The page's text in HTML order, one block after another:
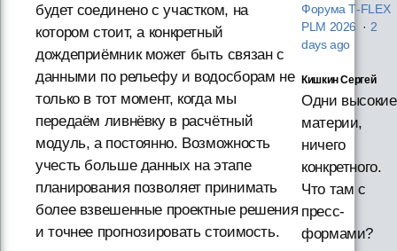
будет соединено с участком, на
котором стоит, а конкретный
дождеприёмник может быть связан с
данными по рельефу и водосборам не
только в тот момент, когда мы
передаём ливнёвку в расчётный
модуль, а постоянно. Возможность
учесть больше данных на этапе
планирования позволяет принимать
более взвешенные проектные решения
и точнее прогнозировать стоимость.
Форума T‑FLEX
PLM 2026 · 2
days ago
Кишкин Сергей
Одни высокие
материи,
ничего
конкретного.
Что там с
пресс-
формами?